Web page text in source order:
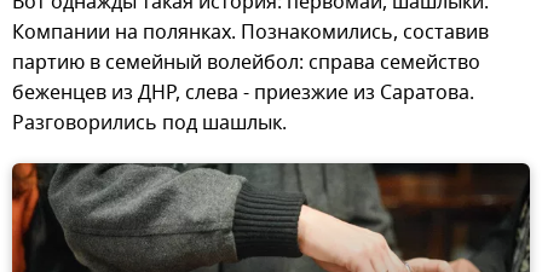
Компании на полянках. Познакомились, составив
партию в семейный волейбол: справа семейство
беженцев из ДНР, слева - приезжие из Саратова.
Разговорились под шашлык.